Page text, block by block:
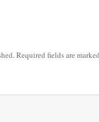
Required fields are